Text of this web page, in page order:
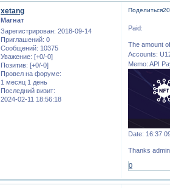
Поделиться
xetang
Магнат
Зарегистрирован: 2018-09-14
Приглашений: 0
Сообщений: 10375
Уважение: [+0/-0]
Позитив: [+0/-0]
Провел на форуме:
1 месяц 1 день
Последний визит:
2024-02-11 18:56:18
Paid:
The amount
Accounts:
Memo: API
Date: 16:37
Thanks admin
0